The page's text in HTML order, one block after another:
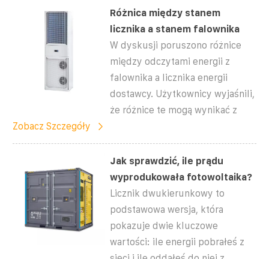
Różnica między stanem
licznika a stanem falownika
W dyskusji poruszono różnice
między odczytami energii z
falownika a licznika energii
dostawcy. Użytkownicy wyjaśnili,
że różnice te mogą wynikać z
Zobacz Szczegóły
Jak sprawdzić, ile prądu
wyprodukowała fotowoltaika?
Licznik dwukierunkowy to
podstawowa wersja, która
pokazuje dwie kluczowe
wartości: ile energii pobrałeś z